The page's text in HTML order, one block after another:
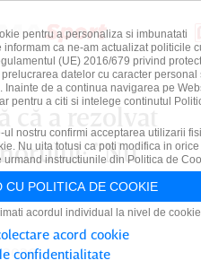
a rezolvat
”Nu
2026
pentru a personaliza si imbunatati
ca ne-am actualizat politicile
(UE) 2016/679 privind
datelor cu caracter personal
de a continua navigarea pe
pentru a citi si intelege continutul
nostru confirmi acceptarea utilizarii
Nu uita totusi ca poti modifica in orice
instructiunile din Politica de
CU POLITICA DE COOKIE
acordul individual la nivel de
acord cookie
confidentialitate